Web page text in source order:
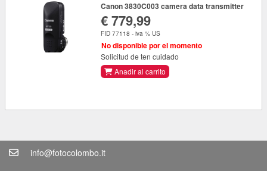
Canon 3830C003 camera data transmitter
€ 779,99
FID 77118 - iva % US
No disponible por el momento
Solicitud de ten cuidado
Anadir al carrito
info@fotocolombo.it